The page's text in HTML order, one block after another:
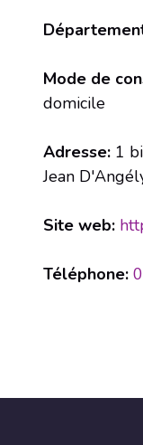
Mode de
domicile
Adresse: 1
Jean
Site web:
Téléphone: